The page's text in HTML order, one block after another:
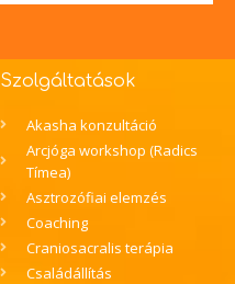
Szolgáltatások
Akasha konzultáció
Arcjóga workshop (Radics
Tímea)
Asztrozófiai elemzés
Coaching
Craniosacralis terápia
Családállítás